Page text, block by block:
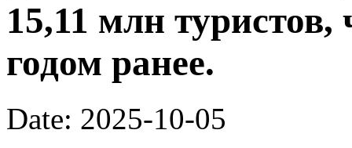
15,11 млн
годом ранее.
Date: 2025-10-05